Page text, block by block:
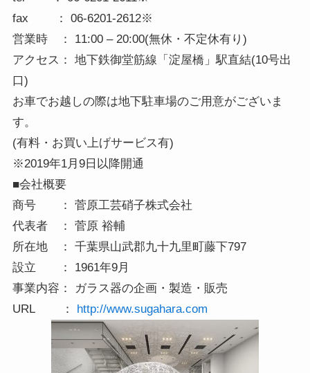
fax ： 06-6201-2612※
営業時 ： 11:00 – 20:00(無休・不定休有り)
アクセス： 地下鉄御堂筋線「淀屋橋」駅直結(10号出
口)
お車でお越しの際は地下駐車場のご用意がございま
す。
(有料・お買い上げサービス有)
※2019年1月9日以降開通
■会社概要
商号 ： 菅原工芸硝子株式会社
代表者 ： 菅原 裕輔
所在地 ： 千葉県山武郡九十九里町藤下797
設立 ： 1961年9月
事業内容： ガラス器の企画・製造・販売
URL ： http://www.sugahara.com